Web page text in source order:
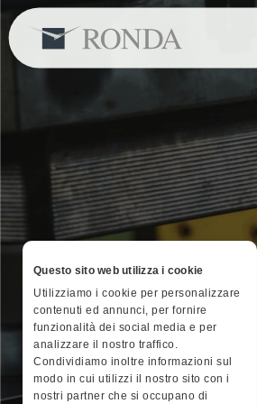
Questo sito web utilizza i cookie
Utilizziamo i cookie per personalizzare
contenuti ed annunci, per fornire
funzionalità dei social media e per
analizzare il nostro traffico.
Condividiamo inoltre informazioni sul
modo in cui utilizzi il nostro sito con i
nostri partner che si occupano di
FORMING.